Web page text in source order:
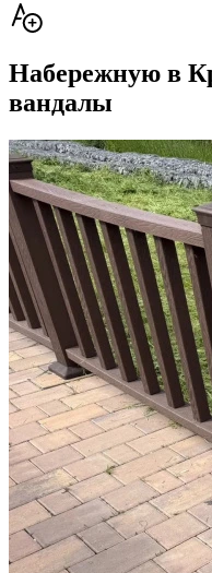
Набережную в
вандалы